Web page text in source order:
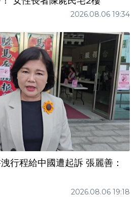
2026.08.06 19:34
行程給中國遭起訴 張麗善：
2026.08.06 19:18